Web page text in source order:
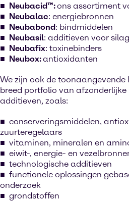
Neubacid™:ons assortiment
Neubalac: energiebronnen
Neubabond: bindmiddelen
Neubasil: additieven voor
Neubafix: toxinebinders
Neubox:antioxidanten
We zijn ook de toonaangevende
breed portfolio van afzonderlijke
additieven, zoals:
conserveringsmiddelen,
zuurteregelaars
vitaminen, mineralen en
eiwit-, energie- en
technologische additieven
functionele oplossingen
onderzoek
grondstoffen